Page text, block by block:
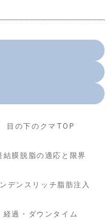
目の下のクマTOP
結膜脱脂の適応と限界
デンスリッチ脂肪注入
経過・ダウンタイム